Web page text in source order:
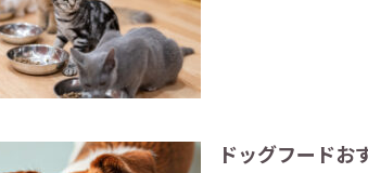
ドッグフード